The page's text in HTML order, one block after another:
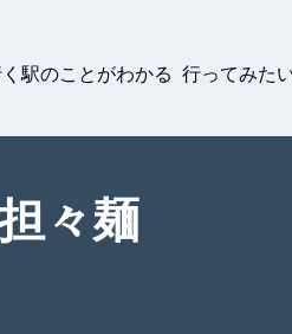
駅のことがわかる 行ってみた
々麺